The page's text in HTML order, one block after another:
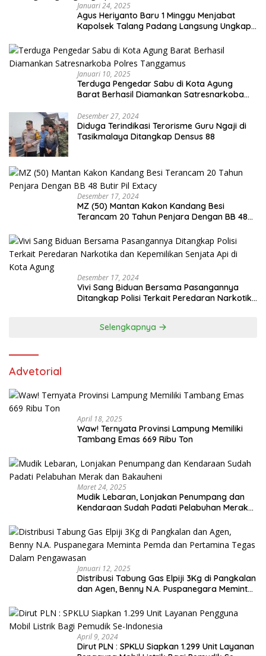
Januari 24, 2025
Agus Heriyanto Baru 1 Minggu Menjabat
Kapolsek Talang Padang Langsung Ungkap
Januari 10, 2025
Terduga Pengedar Sabu di Kota Agung
Barat Berhasil Diamankan Satresnarkoba
Desember 27, 2024
Diduga Terindikasi Terorisme Guru Ngaji di
Tasikmalaya Ditangkap Densus 88
Desember 17, 2024
MZ (50) Mantan Kakon Kandang Besi
Terancam 20 Tahun Penjara Dengan BB 48
Desember 17, 2024
Vivi Sang Biduan Bersama Pasangannya
Ditangkap Polisi Terkait Peredaran Narkotika
Selengkapnya
Advetorial
April 18, 2025
Waw! Ternyata Provinsi Lampung Memiliki
Tambang Emas 669 Ribu Ton
Maret 24, 2025
Mudik Lebaran, Lonjakan Penumpang dan
Kendaraan Sudah Padati Pelabuhan Merak
Januari 12, 2025
Distribusi Tabung Gas Elpiji 3Kg di Pangkalan
dan Agen, Benny N.A. Puspanegara Meminta
Pengawasan
April 9, 2024
Dirut PLN : SPKLU Siapkan 1.299 Unit Layanan